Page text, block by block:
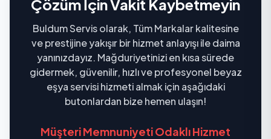
Çözüm İçin Vakit Kaybetmeyin
Buldum Servis olarak, Tüm Markalar kalitesine
ve prestijine yakışır bir hizmet anlayışı ile daima
yanınızdayız. Mağduriyetinizi en kısa sürede
gidermek, güvenilir, hızlı ve profesyonel beyaz
eşya servisi hizmeti almak için aşağıdaki
butonlardan bize hemen ulaşın!
Müşteri Memnuniyeti Odaklı Hizmet